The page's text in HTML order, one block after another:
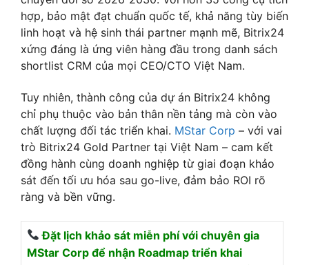
hợp, bảo mật đạt chuẩn quốc tế, khả năng tùy biến
linh hoạt và hệ sinh thái partner mạnh mẽ, Bitrix24
xứng đáng là ứng viên hàng đầu trong danh sách
shortlist CRM của mọi CEO/CTO Việt Nam.
Tuy nhiên, thành công của dự án Bitrix24 không
chỉ phụ thuộc vào bản thân nền tảng mà còn vào
chất lượng đối tác triển khai. MStar Corp – với vai
trò Bitrix24 Gold Partner tại Việt Nam – cam kết
đồng hành cùng doanh nghiệp từ giai đoạn khảo
sát đến tối ưu hóa sau go-live, đảm bảo ROI rõ
ràng và bền vững.
Đặt lịch khảo sát miễn phí với chuyên gia
MStar Corp để nhận Roadmap triển khai